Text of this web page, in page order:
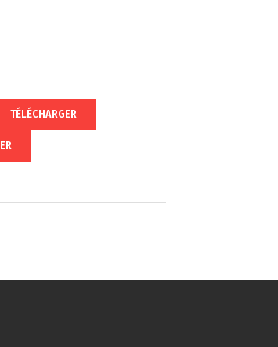
TÉLÉCHARGER